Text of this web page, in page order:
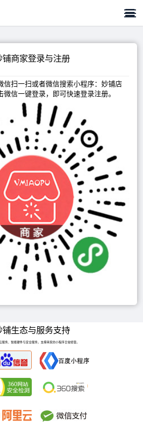

铺商家登录与注册
信扫一扫或者微信搜索小程序：妙铺店
信一键登录，即可快速登录注册。
铺生态与服务支持
服务、智能硬件与安全服务，支撑商家的小程序日常经营。